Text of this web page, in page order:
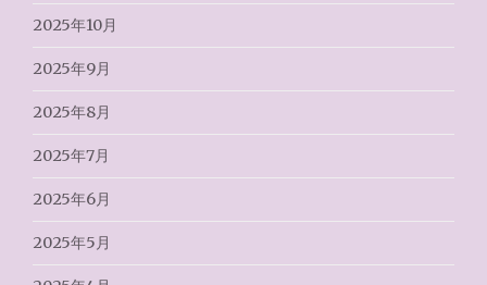
2025年10月
2025年9月
2025年8月
2025年7月
2025年6月
2025年5月